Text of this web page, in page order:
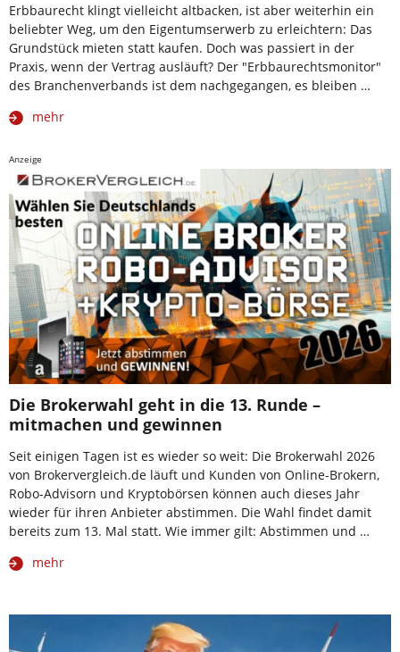
Erbbaurecht klingt vielleicht altbacken, ist aber weiterhin ein
beliebter Weg, um den Eigentumserwerb zu erleichtern: Das
Grundstück mieten statt kaufen. Doch was passiert in der
Praxis, wenn der Vertrag ausläuft? Der "Erbbaurechtsmonitor"
des Branchenverbands ist dem nachgegangen, es bleiben …
mehr
Anzeige
Die Brokerwahl geht in die 13. Runde –
mitmachen und gewinnen
Seit einigen Tagen ist es wieder so weit: Die Brokerwahl 2026
von Brokervergleich.de läuft und Kunden von Online-Brokern,
Robo-Advisorn und Kryptobörsen können auch dieses Jahr
wieder für ihren Anbieter abstimmen. Die Wahl findet damit
bereits zum 13. Mal statt. Wie immer gilt: Abstimmen und …
mehr